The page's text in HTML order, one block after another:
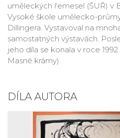
uměleckých řemesel (ŠUŘ) v
Vysoké škole umělecko-
Dillingera. Vystavoval na
samostatných výstavách.
jeho díla se konala v roce 1992
Masné krámy).
DÍLA AUTORA